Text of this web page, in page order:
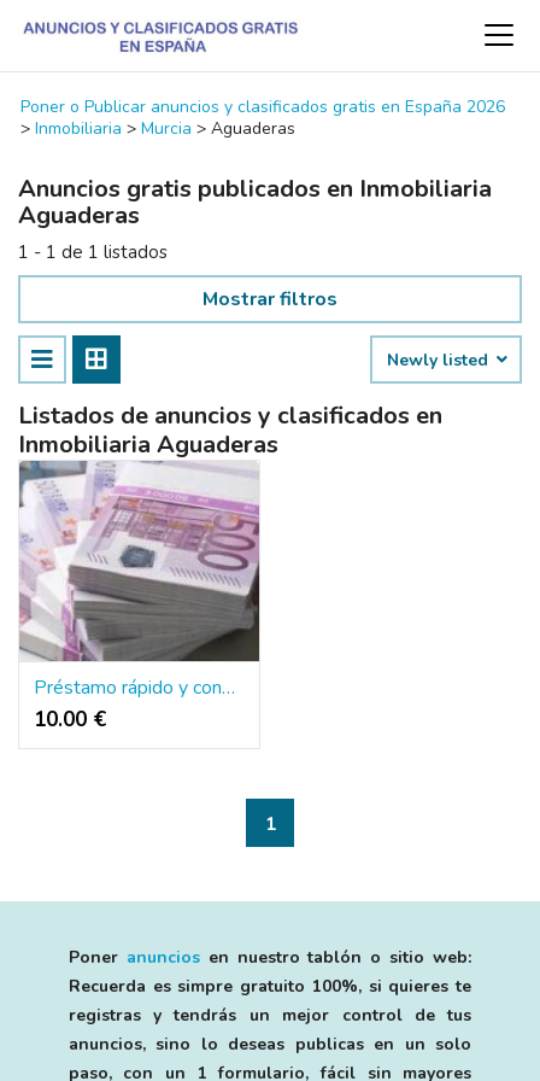
Poner o Publicar anuncios y clasificados gratis en España 2026
> Inmobiliaria > Murcia > Aguaderas
Anuncios gratis publicados en Inmobiliaria
Aguaderas
1 - 1 de 1 listados
Mostrar filtros
Newly listed
Listados de anuncios y clasificados en
Inmobiliaria Aguaderas
Préstamo rápido y confiable en toda españa
10.00 €
1
Poner anunciosen nuestro tablón o sitio web:
Recuerda es simpre gratuito 100%, si quieres te
registras y tendrás un mejor control de tus
anuncios, sino lo deseas publicas en un solo
paso, con un 1 formulario, fácil sin mayores